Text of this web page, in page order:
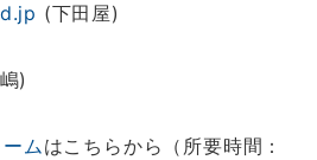
(下田屋)
)
ムはこちらから（所要時間：